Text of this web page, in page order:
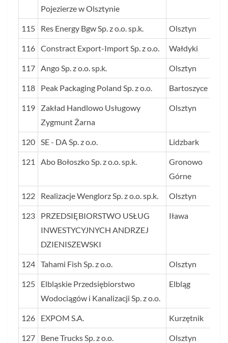
Pojezierze w Olsztynie
115 Res Energy Bgw Sp. z o.o. sp.k. Olsztyn
116 Constract Export-Import Sp. z o.o. Wałdyki
117 Ango Sp. z o.o. sp.k. Olsztyn
118 Peak Packaging Poland Sp. z o.o. Bartoszyce
119
Zakład Handlowo Usługowy
Zygmunt Żarna
Olsztyn
120 SE - DA Sp. z o.o. Lidzbark
121 Abo Bołoszko Sp. z o.o. sp.k.
Gronowo
Górne
122 Realizacje Wenglorz Sp. z o.o. sp.k. Olsztyn
123
PRZEDSIĘBIORSTWO USŁUG
INWESTYCYJNYCH ANDRZEJ
DZIENISZEWSKI
Iława
124 Tahami Fish Sp. z o.o. Olsztyn
125
Elbląskie Przedsiębiorstwo
Wodociągów i Kanalizacji Sp. z o.o.
Elbląg
126 EXPOM S.A. Kurzętnik
127 Bene Trucks Sp. z o.o. Olsztyn